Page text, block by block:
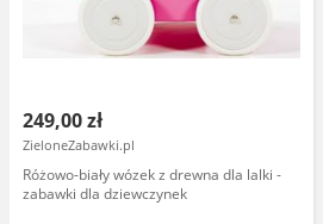
249,00 zł
ZieloneZabawki.pl
Różowo-biały wózek z drewna dla lalki -
zabawki dla dziewczynek